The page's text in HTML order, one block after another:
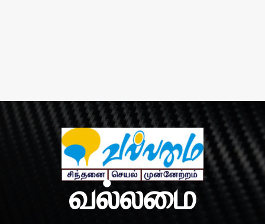
வல்லமை